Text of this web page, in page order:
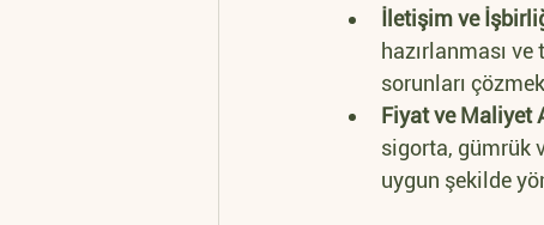
İletişim ve
hazırlanması
sorunları
Fiyat ve Maliyet
sigorta, gümrük
uygun şekilde